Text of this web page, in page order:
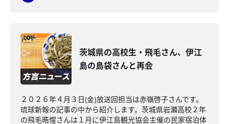
茨城県の高校生・飛毛さん、伊江
島の島袋さんと再会
２０２６年４月３日(金)放送回担当は赤嶺啓子さんです。
琉球新報の記事の中から紹介します。茨城県岩瀬高校２年
の飛毛晧惺さんは１月に伊江島観光協会主催の民家宿泊体